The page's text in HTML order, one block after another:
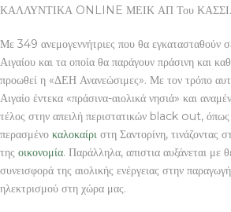
ΚΑΛΛΥΝΤΙΚΑ ONLINE ΜΕΙΚ ΑΠ Του
Με 349 ανεμογεννήτριες που θα εγκατασταθούν
Αιγαίου και τα οποία θα παράγουν πράσινη και
προωθεί η «ΔΕΗ Ανανεώσιμες». Με τον τρόπο
Αιγαίο έντεκα «πράσινα-αιολικά νησιά» και
τέλος στην απειλή περιστατικών black out,
περασμένο καλοκαίρι στη Σαντορίνη, τινάζοντας
της οικονομία. Παράλληλα, απιστια αυξάνεται με
συνεισφορά της αιολικής ενέργειας στην
ηλεκτρισμού στη χώρα μας.